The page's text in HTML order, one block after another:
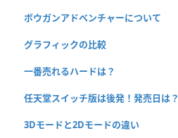
ボウガンアドベンチャーについて
グラフィックの比較
一番売れるハードは？
任天堂スイッチ版は後発！発売日は？
3Dモードと2Dモードの違い